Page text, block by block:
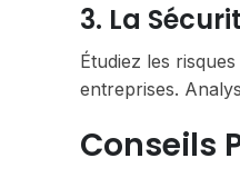
3. La
Étudiez les
entreprises.
Conseils